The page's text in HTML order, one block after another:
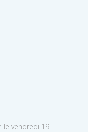
le vendredi 19